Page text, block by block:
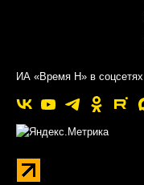
ИА «Время Н» в соцсетях